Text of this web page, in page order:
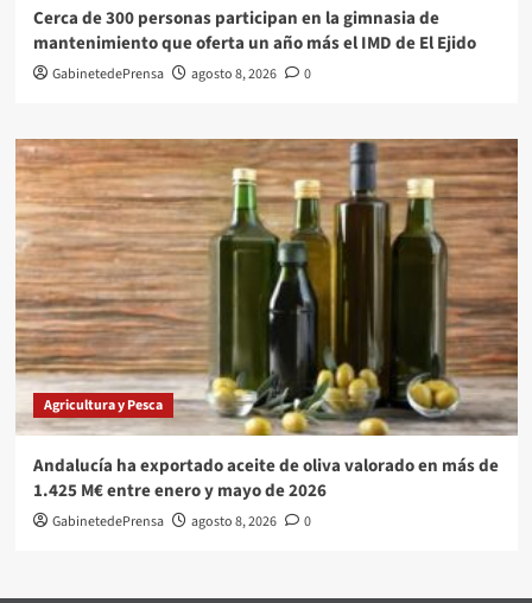
Cerca de 300 personas participan en la gimnasia de
mantenimiento que oferta un año más el IMD de El Ejido
GabinetedePrensa agosto 8, 2026 0
Agricultura y Pesca
Andalucía ha exportado aceite de oliva valorado en más de
1.425 M€ entre enero y mayo de 2026
GabinetedePrensa agosto 8, 2026 0